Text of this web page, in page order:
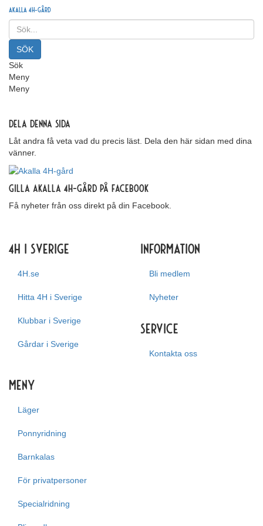
Akalla 4H-gård
Sök
Meny
Meny
Dela denna sida
Låt andra få veta vad du precis läst. Dela den här sidan med dina
vänner.
Gilla Akalla 4H-gård på Facebook
Få nyheter från oss direkt på din Facebook.
4H i Sverige
4H.se
Hitta 4H i Sverige
Klubbar i Sverige
Gårdar i Sverige
Information
Bli medlem
Nyheter
Service
Kontakta oss
Meny
Läger
Ponnyridning
Barnkalas
För privatpersoner
Specialridning